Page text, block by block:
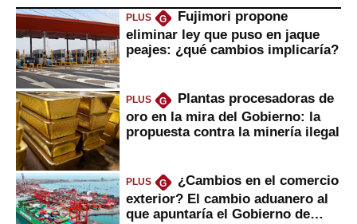
PLUS G
Fujimori propone
eliminar ley que puso en jaque
peajes: ¿qué cambios implicaría?
PLUS G
Plantas procesadoras de
oro en la mira del Gobierno: la
propuesta contra la minería ilegal
PLUS G
¿Cambios en el comercio
exterior? El cambio aduanero al
que apuntaría el Gobierno de